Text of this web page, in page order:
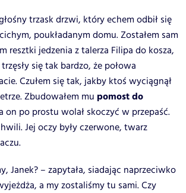
trzask drzwi, który echem odbił się
poukładanym domu. Zostałem sam
resztki jedzenia z talerza Filipa do kosza,
się tak bardzo, że połowa
Czułem się tak, jakby ktoś wyciągnął
Zbudowałem mu pomost do
on po prostu wolał skoczyć w przepaść.
Jej oczy były czerwone, twarz
Janek? – zapytała, siadając naprzeciwko
a my zostaliśmy tu sami. Czy